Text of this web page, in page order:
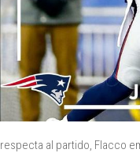
respecta al partido, Flacco